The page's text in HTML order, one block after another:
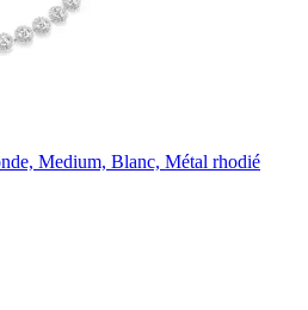
Medium, Blanc, Métal rhodié